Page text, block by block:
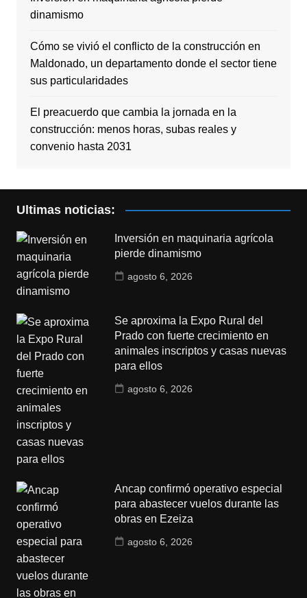
dinamismo
Cómo se vivió el conflicto de la construcción en
Maldonado, un departamento donde el sector tiene
sus particularidades
El preacuerdo que cambia la jornada en la
construcción: menos horas, subas reales y
convenio hasta 2031
Ultimas noticias:
Inversión en maquinaria agrícola
pierde dinamismo
agosto 6, 2026
Se aproxima la Expo Rural del
Prado con fuerte crecimiento en
animales inscriptos y casas nuevas
para ellos
agosto 6, 2026
Ancap confirmó operativo especial
para abastecer vuelos durante las
obras en Ezeiza
agosto 6, 2026